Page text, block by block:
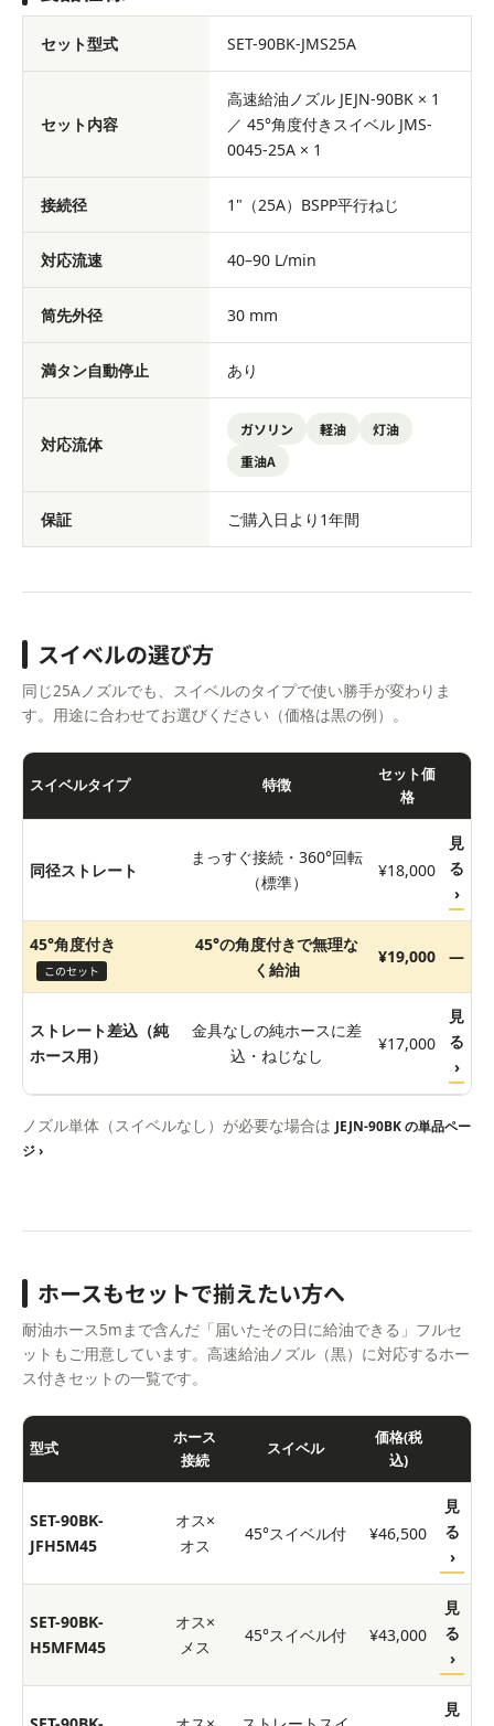
セット型式 SET-90BK-JMS25A
セット内容
高速給油ノズル JEJN-90BK × 1
／ 45°角度付きスイベル JMS-
0045-25A × 1
接続径 1"（25A）BSPP平行ねじ
対応流速 40–90 L/min
筒先外径 30 mm
満タン自動停止 あり
対応流体
ガソリン 軽油
灯油
重油A
保証 ご購入日より1年間
スイベルの選び方
同じ25Aノズルでも、スイベルのタイプで使い勝手が変わりま
す。用途に合わせてお選びください（価格は黒の例）。
スイベルタイプ 特徴
セット価
格
同径ストレート
まっすぐ接続・360°回転
（標準）
¥18,000
見
る
›
45°角度付き
このセット
45°の角度付きで無理な
く給油
¥19,000 —
ストレート差込（純
ホース用）
金具なしの純ホースに差
込・ねじなし
¥17,000
見
る
›
ノズル単体（スイベルなし）が必要な場合は JEJN-90BK の単品ペー
ジ ›
ホースもセットで揃えたい方へ
耐油ホース5mまで含んだ「届いたその日に給油できる」フルセ
ットもご用意しています。高速給油ノズル（黒）に対応するホー
ス付きセットの一覧です。
型式
ホース
接続
スイベル
価格(税
込)
SET-90BK-
JFH5M45
オス×
オス
45°スイベル付 ¥46,500
見
る
›
SET-90BK-
H5MFM45
オス×
メス
45°スイベル付 ¥43,000
見
る
›
見